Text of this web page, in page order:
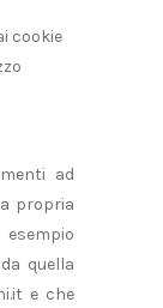
cookie
ad
propria
quella
e che